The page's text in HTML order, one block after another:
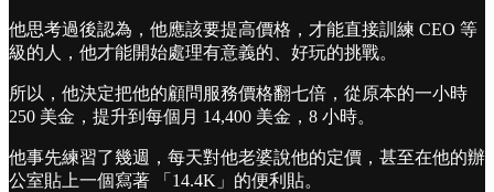
他思考過後認為，他應該要提高價格，才能直接訓練 CEO 等
級的人，他才能開始處理有意義的、好玩的挑戰。
所以，他決定把他的顧問服務價格翻七倍，從原本的一小時
250 美金，提升到每個月 14,400 美金，8 小時。
他事先練習了幾週，每天對他老婆說他的定價，甚至在他的辦
公室貼上一個寫著 「14.4K」的便利貼。